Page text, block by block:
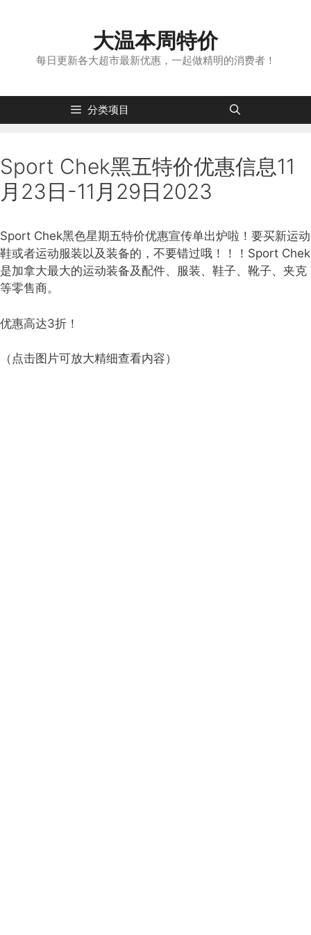
大温本周特价
每日更新各大超市最新优惠，一起做精明的消费者！
分类项目
Sport Chek黑五特价优惠信息11
月23日-11月29日2023
Sport Chek黑色星期五特价优惠宣传单出炉啦！要买新运动
鞋或者运动服装以及装备的，不要错过哦！！！Sport Chek
是加拿大最大的运动装备及配件、服装、鞋子、靴子、夹克
等零售商。
优惠高达3折！
（点击图片可放大精细查看内容）